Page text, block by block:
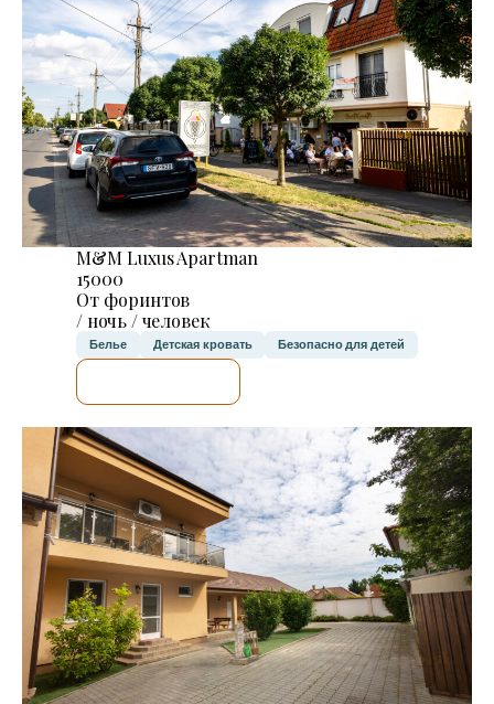
M&M Luxus Apartman
15000
От форинтов
/ ночь / человек
Белье Детская кровать Безопасно для детей